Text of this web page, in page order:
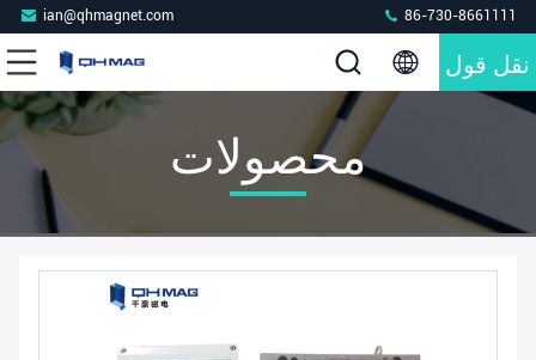
ian@qhmagnet.com 86-730-8661111
نقل قول
محصولات